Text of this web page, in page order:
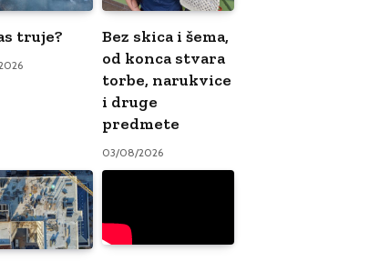
truje?
Bez skica i šema,
od konca stvara
torbe, narukvice
i druge
predmete
03/08/2026